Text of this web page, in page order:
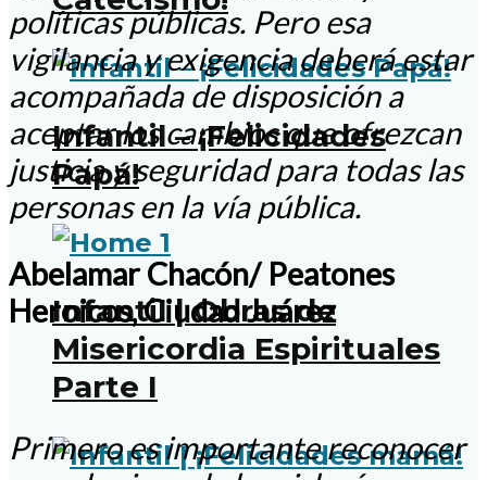
Infantil – ¡Felicidades
Papá!
Infantil | Obras de
Misericordia Espirituales
Parte I
políticas públicas. Pero esa
vigilancia y exigencia deberá estar
acompañada de disposición a
aceptar los cambios que ofrezcan
justicia y seguridad para todas las
personas en la vía pública.
Abelamar Chacón/ Peatones
Heroicos, Ciudad Juárez
Primero es importante reconocer